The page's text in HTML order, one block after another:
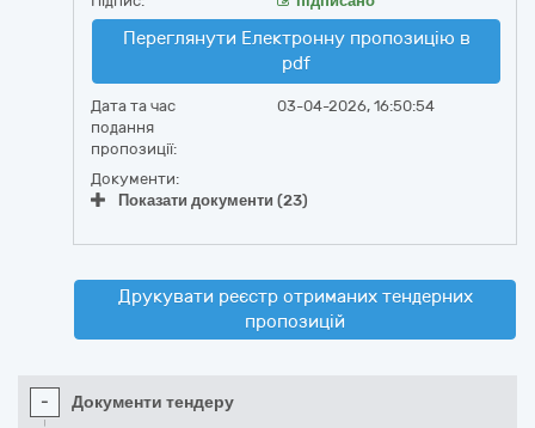
Переглянути Електронну пропозицію в
pdf
Дата та час
подання
пропозиції:
03-04-2026, 16:50:54
Документи:
Показати документи (23)
Друкувати реєстр отриманих тендерних
пропозицій
- Документи тендеру